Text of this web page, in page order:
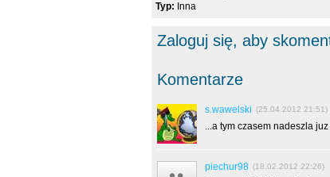
Typ: Inna
Zaloguj się, aby
Komentarze
s.wawelski (25.04.2012 21:51)
...a tym czasem nadeszla
piechur98 (18.02.2012 22:26)